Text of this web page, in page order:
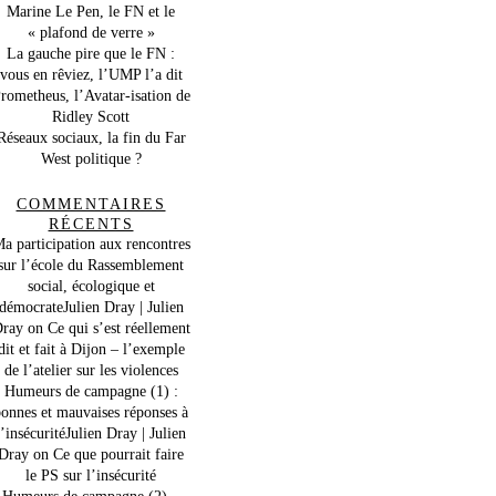
Marine Le Pen, le FN et le
« plafond de verre »
La gauche pire que le FN :
vous en rêviez, l’UMP l’a dit
l’Avatar-isation de
Ridley Scott
sociaux, la fin du Far
West politique ?
COMMENTAIRES
RÉCENTS
participation aux rencontres
l’école du Rassemblement
social, écologique et
démocrateJulien Dray | Julien
on Ce qui s’est réellement
et fait à Dijon – l’exemple
de l’atelier sur les violences
Humeurs de campagne (1) :
et mauvaises réponses à
Dray | Julien
on Ce que pourrait faire
le PS sur l’insécurité